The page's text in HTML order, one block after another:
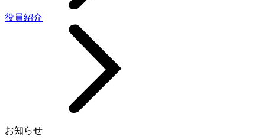
役員紹介
お知らせ